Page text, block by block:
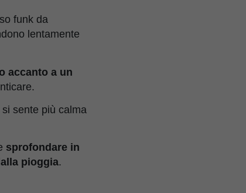
funk da
lentamente
accanto a un
sente più calma
sprofondare in
pioggia.